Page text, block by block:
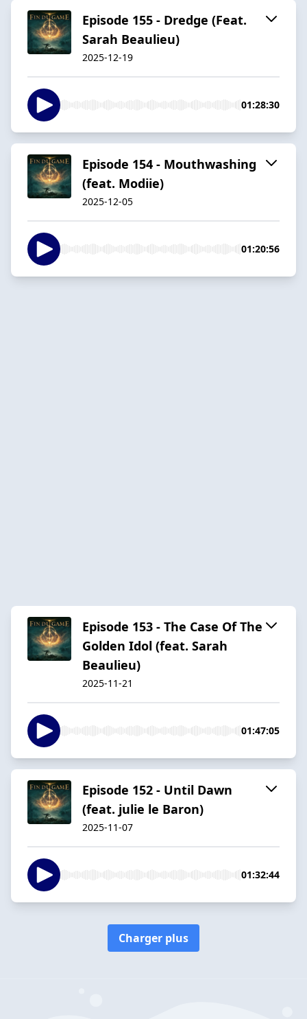
Episode 155 - Dredge (Feat.
Sarah Beaulieu)
2025-12-19
01:28:30
Episode 154 - Mouthwashing
(feat. Modiie)
2025-12-05
01:20:56
Episode 153 - The Case Of The
Golden Idol (feat. Sarah
Beaulieu)
2025-11-21
01:47:05
Episode 152 - Until Dawn
(feat. julie le Baron)
2025-11-07
01:32:44
Charger plus